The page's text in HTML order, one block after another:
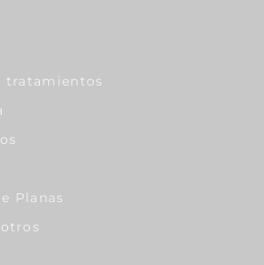
tratamientos
Planas